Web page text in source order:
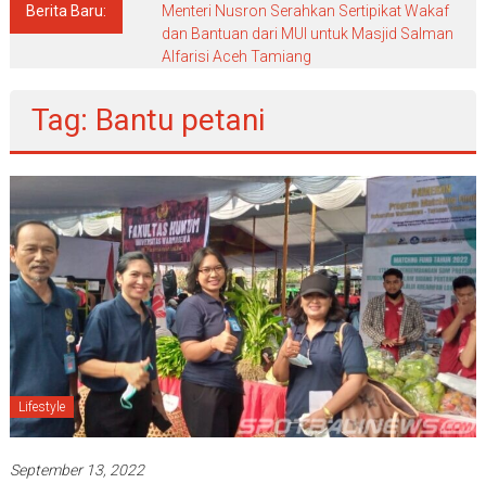
Berita Baru:
Menteri Nusron Serahkan Sertipikat Wakaf
dan Bantuan dari MUI untuk Masjid Salman
Alfarisi Aceh Tamiang
Tag: Bantu petani
Lifestyle
September 13, 2022